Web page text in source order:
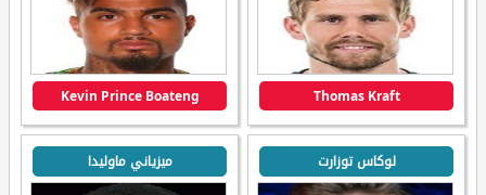
Thomas Kraft
Kevin Prince Boateng
لوكاس توزارت ميزياني ماوليدا